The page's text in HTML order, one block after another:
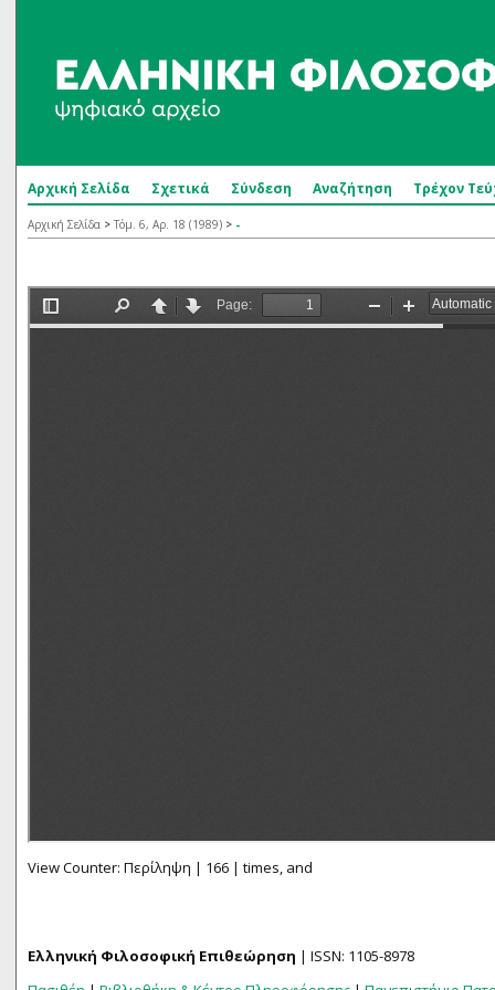
Αρχική Σελίδα Σχετικά Σύνδεση Αναζήτηση Τρέχον
Αρχική Σελίδα > Τόμ. 6, Αρ. 18 (1989) > -
View Counter: Περίληψη | 166 | times, and
Ελληνική Φιλοσοφική Επιθεώρηση | ISSN: 1105-8978